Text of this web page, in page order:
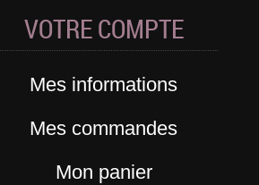
VOTRE COMPTE
Mes informations
Mes commandes
Mon panier